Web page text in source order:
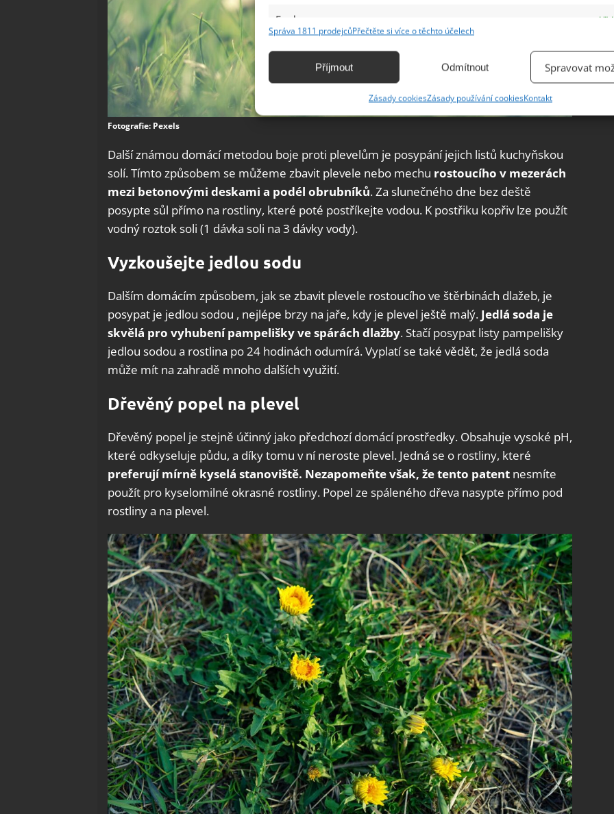
Funkce
Identifikace zařízení na základě automaticky přenášených informací.
základě aktivně vyžádaných informací.
odstraňování chyb, Poskytování a zobrazování reklamy a obsahu,
Ukládání a sdělování voleb ochrany osobních údajů.
Správa 1811 prodejcůPřečtěte si více o těchto účelech
Příjmout Odmítnout Spravovat
Zásady cookiesZásady používání cookiesKontakt
Fotografie: Pexels
Další známou domácí metodou boje proti plevelům je posypání jejich listů kuchyňskou
solí. Tímto způsobem se můžeme zbavit plevele nebo mechu rostoucího v mezerách
mezi betonovými deskami a podél obrubníků. Za slunečného dne bez deště
posypte sůl přímo na rostliny, které poté postříkejte vodou. K postřiku kopřiv lze použít
vodný roztok soli (1 dávka soli na 3 dávky vody).
Vyzkoušejte jedlou sodu
Dalším domácím způsobem, jak se zbavit plevele rostoucího ve štěrbinách dlažeb, je
posypat je jedlou sodou , nejlépe brzy na jaře, kdy je plevel ještě malý. Jedlá soda je
skvělá pro vyhubení pampelišky ve spárách dlažby. Stačí posypat listy pampelišky
jedlou sodou a rostlina po 24 hodinách odumírá. Vyplatí se také vědět, že jedlá soda
může mít na zahradě mnoho dalších využití.
Dřevěný popel na plevel
Dřevěný popel je stejně účinný jako předchozí domácí prostředky. Obsahuje vysoké pH,
které odkyseluje půdu, a díky tomu v ní neroste plevel. Jedná se o rostliny, které
preferují mírně kyselá stanoviště. Nezapomeňte však, že tento patent nesmíte
použít pro kyselomilné okrasné rostliny. Popel ze spáleného dřeva nasypte přímo pod
rostliny a na plevel.